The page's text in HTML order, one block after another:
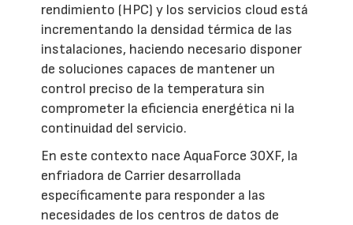
rendimiento (HPC) y los servicios cloud está
incrementando la densidad térmica de las
instalaciones, haciendo necesario disponer
de soluciones capaces de mantener un
control preciso de la temperatura sin
comprometer la eficiencia energética ni la
continuidad del servicio.
En este contexto nace AquaForce 30XF, la
enfriadora de Carrier desarrollada
específicamente para responder a las
necesidades de los centros de datos de